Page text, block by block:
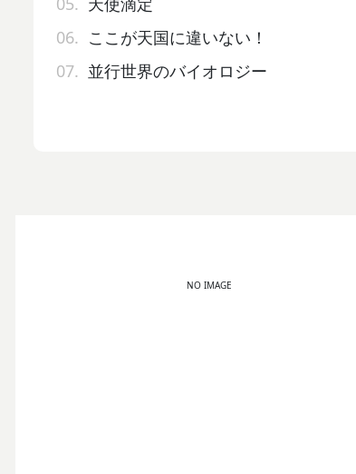
06. ここが天国に違いない！
07. 並行世界のバイオロジー
NO IMAGE